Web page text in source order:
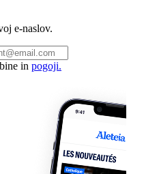
e-naslov.
in pogoji.